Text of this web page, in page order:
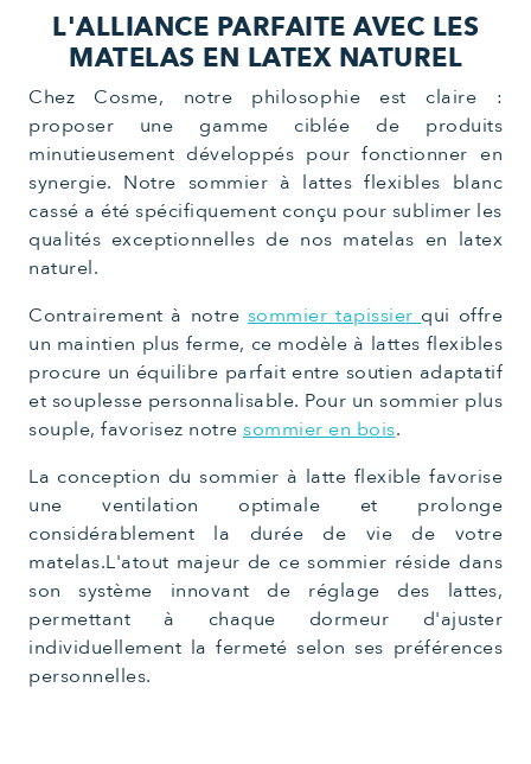
L'ALLIANCE PARFAITE AVEC LES
MATELAS EN LATEX NATUREL
Chez Cosme, notre philosophie est claire :
proposer une gamme ciblée de produits
minutieusement développés pour fonctionner en
synergie. Notre sommier à lattes flexibles blanc
cassé a été spécifiquement conçu pour sublimer les
qualités exceptionnelles de nos matelas en latex
naturel.
Contrairement à notre sommier tapissier qui offre
un maintien plus ferme, ce modèle à lattes flexibles
procure un équilibre parfait entre soutien adaptatif
et souplesse personnalisable. Pour un sommier plus
souple, favorisez notre sommier en bois.
La conception du sommier à latte flexible favorise
une ventilation optimale et prolonge
considérablement la durée de vie de votre
matelas.L'atout majeur de ce sommier réside dans
son système innovant de réglage des lattes,
permettant à chaque dormeur d'ajuster
individuellement la fermeté selon ses préférences
personnelles.